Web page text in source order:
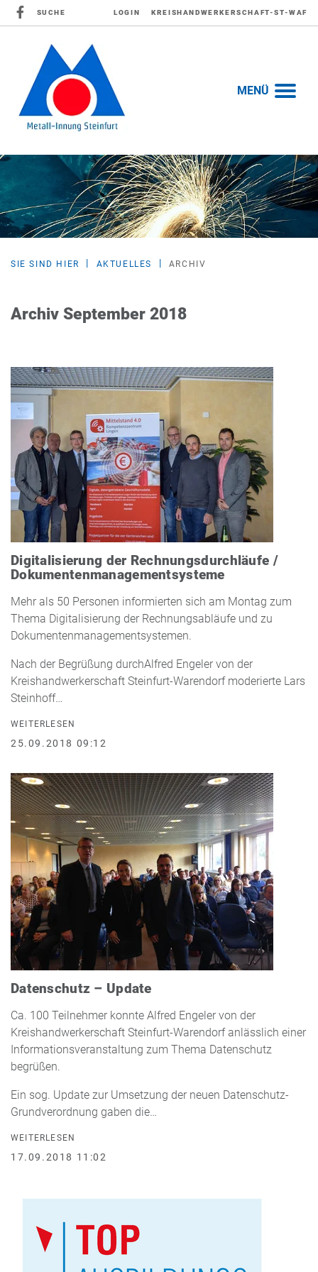
SUCHE LOGIN KREISHANDWERKERSCHAFT-ST-WAF
MENÜ
SIE SIND HIER AKTUELLES ARCHIV
Archiv September 2018
Digitalisierung der Rechnungsdurchläufe /
Dokumentenmanagementsysteme
Mehr als 50 Personen informierten sich am Montag zum
Thema Digitalisierung der Rechnungsabläufe und zu
Dokumentenmanagementsystemen.
Nach der Begrüßung durchAlfred Engeler von der
Kreishandwerkerschaft Steinfurt-Warendorf moderierte Lars
Steinhoff…
WEITERLESEN
25.09.2018 09:12
Datenschutz – Update
Ca. 100 Teilnehmer konnte Alfred Engeler von der
Kreishandwerkerschaft Steinfurt-Warendorf anlässlich einer
Informationsveranstaltung zum Thema Datenschutz
begrüßen.
Ein sog. Update zur Umsetzung der neuen Datenschutz-
Grundverordnung gaben die…
WEITERLESEN
17.09.2018 11:02